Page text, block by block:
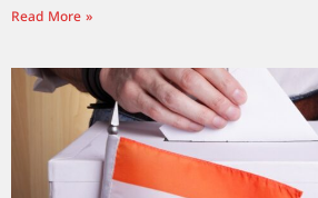
Read More »